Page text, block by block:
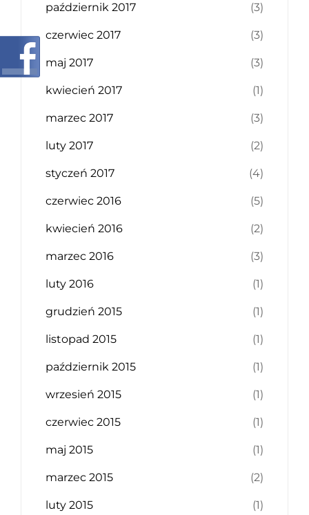
październik 2017 (3)
czerwiec 2017 (3)
maj 2017 (3)
kwiecień 2017 (1)
marzec 2017 (3)
luty 2017 (2)
styczeń 2017 (4)
czerwiec 2016 (5)
kwiecień 2016 (2)
marzec 2016 (3)
luty 2016 (1)
grudzień 2015 (1)
listopad 2015 (1)
październik 2015 (1)
wrzesień 2015 (1)
czerwiec 2015 (1)
maj 2015 (1)
marzec 2015 (2)
luty 2015 (1)